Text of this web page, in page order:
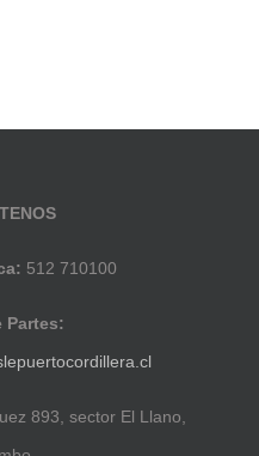
512 710100
Partes:
893, sector El Llano,